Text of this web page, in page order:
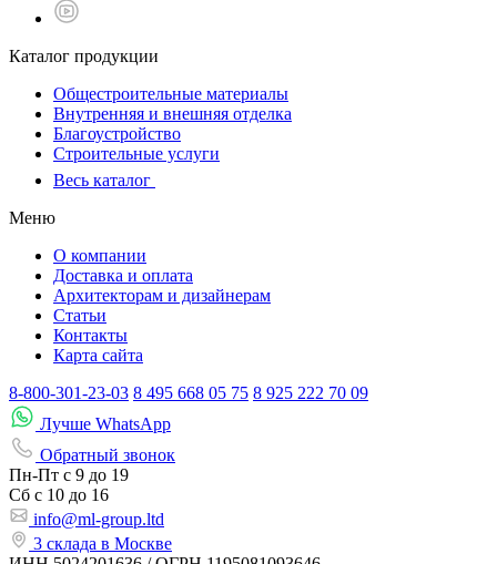
Каталог продукции
Общестроительные материалы
Внутренняя и внешняя отделка
Благоустройство
Строительные услуги
Весь каталог
Меню
О компании
Доставка и оплата
Архитекторам и дизайнерам
Статьи
Контакты
Карта сайта
8-800-301-23-03 8 495 668 05 75 8 925 222 70 09
Лучше WhatsApp
Обратный звонок
Пн-Пт с 9 до 19
Сб с 10 до 16
info@ml-group.ltd
3 склада в Москве